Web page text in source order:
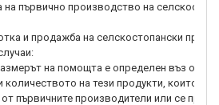
на първично производство на
и продажба на селскостопански
на помощта е определен въз
количеството на тези продукти, които се
от първичните производители или се